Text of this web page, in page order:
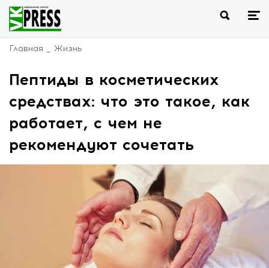
Главная Жизнь
Пептиды в косметических
средствах: что это такое, как
работает, с чем не
рекомендуют сочетать